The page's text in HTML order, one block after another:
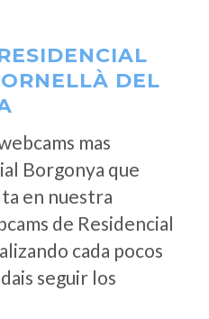
DEL
mas
Borgonya que
en nuestra
de Residencial
cada pocos
seguir los